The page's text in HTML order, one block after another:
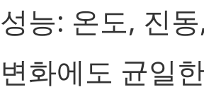
능: 온도, 진
화에도 균일